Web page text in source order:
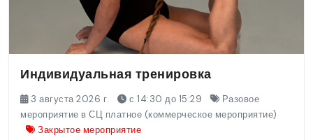
Индивидуальная тренировка
3 августа 2026 г. с 14:30 до 15:29
Разовое
мероприятие в СЦ платное (коммерческое мероприятие)
Закрытое мероприятие